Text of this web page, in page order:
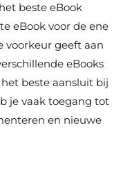
beste eBook
eBook voor de ene
voorkeur geeft aan
eBooks
beste aansluit bij
je vaak toegang tot
en nieuwe